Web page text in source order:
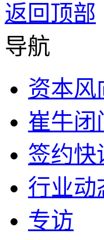
返回顶部
导航
资本风
崔牛闭
签约快
行业动
专访